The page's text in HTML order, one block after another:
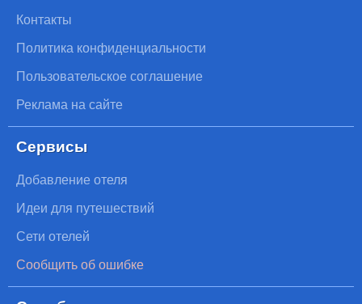
Контакты
Политика конфиденциальности
Пользовательское соглашение
Реклама на сайте
Сервисы
Добавление отеля
Идеи для путешествий
Сети отелей
Сообщить об ошибке